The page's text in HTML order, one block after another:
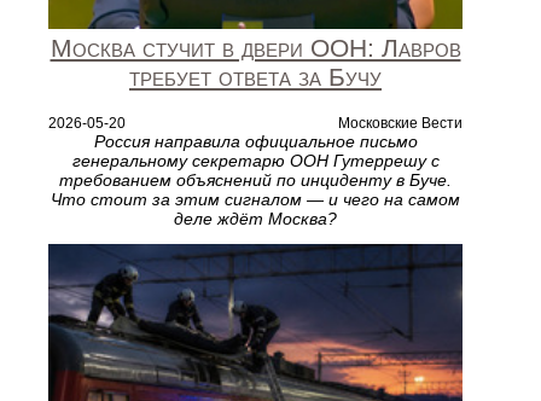
Москва стучит в двери ООН: Лавров
требует ответа за Бучу
2026-05-20 Московские Вести
Россия направила официальное письмо
генеральному секретарю ООН Гутеррешу с
требованием объяснений по инциденту в Буче.
Что стоит за этим сигналом — и чего на самом
деле ждёт Москва?